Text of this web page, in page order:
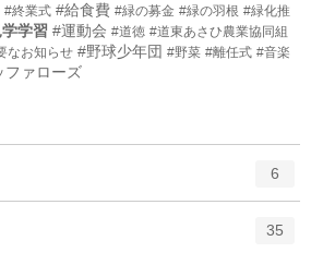
#終業式 #給食費 #緑の募金 #緑の羽根 #緑化推
学習 #運動会 #道徳 #道東あさひ農業協同組
なお知らせ #野球少年団 #野菜 #離任式 #音楽
ファローズ
6
35